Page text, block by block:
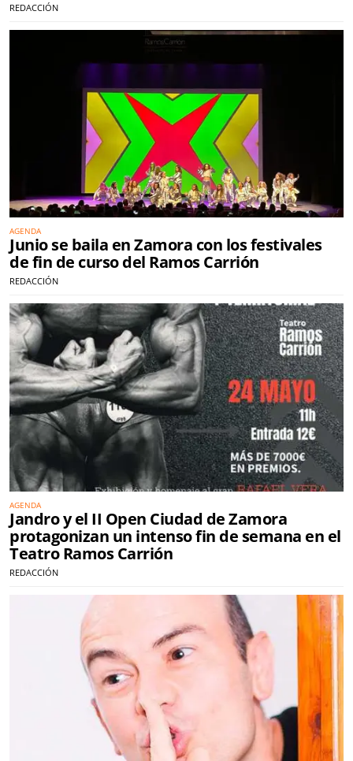
REDACCIÓN
AGENDA
Junio se baila en Zamora con los festivales
de fin de curso del Ramos Carrión
REDACCIÓN
AGENDA
Jandro y el II Open Ciudad de Zamora
protagonizan un intenso fin de semana en el
Teatro Ramos Carrión
REDACCIÓN